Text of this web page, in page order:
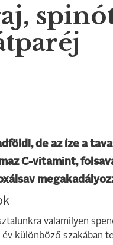
de az íze a
C-vitamint,
valamilyen
év különböző